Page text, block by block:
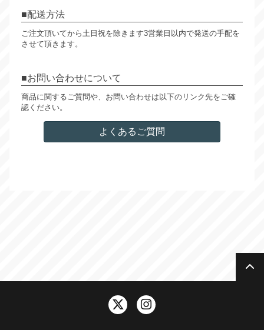
配送方法
ご注文頂いてから土日祝を除きます3営業日以内で発送の手配を
させて頂きます。
お問い合わせについて
商品に関するご質問や、お問い合わせは以下のリンク先をご確
認ください。
よくあるご質問